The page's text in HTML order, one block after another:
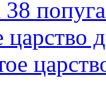
38
царство